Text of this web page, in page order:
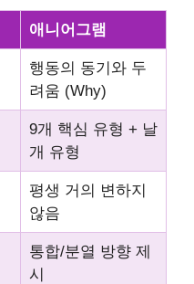
애니어그램
행동의 동기와 두
려움 (Why)
9개 핵심 유형 + 날
개 유형
평생 거의 변하지
않음
통합/분열 방향 제
시